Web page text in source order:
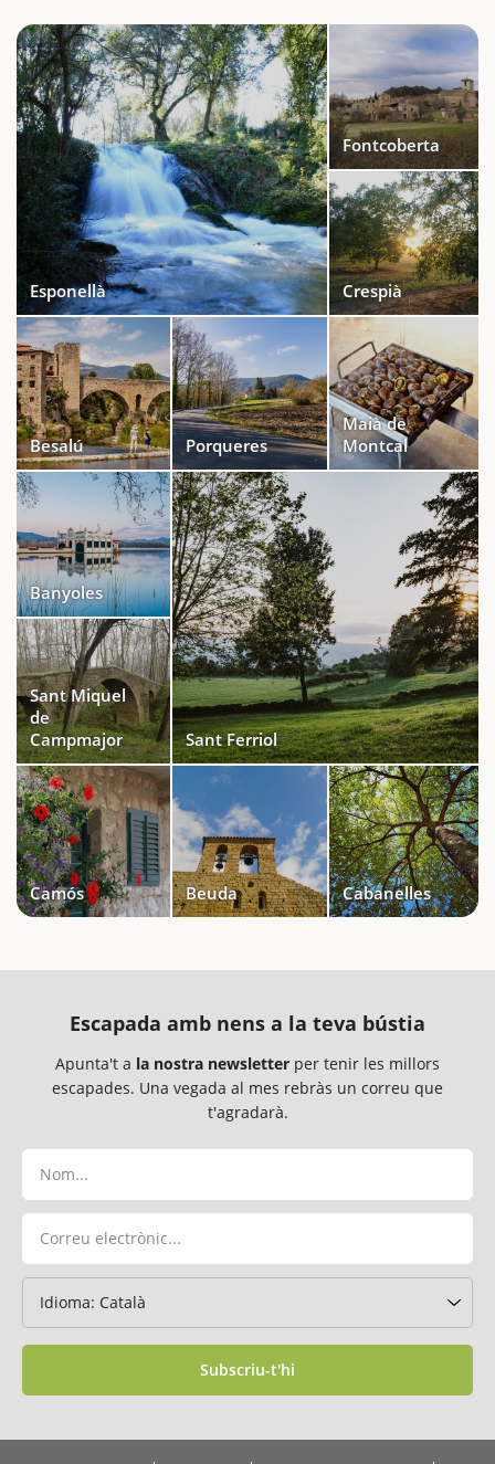
Esponellà
Fontcoberta
Crespià
Besalú Porqueres
Maià de
Montcal
Banyoles
Sant Miquel
de
Campmajor
Sant Ferriol
Camós Beuda Cabanelles
Escapada amb nens a la teva bústia
Apunta't a la nostra newsletter per tenir les millors
escapades. Una vegada al mes rebràs un correu que
t'agradarà.
Subscriu-t'hi